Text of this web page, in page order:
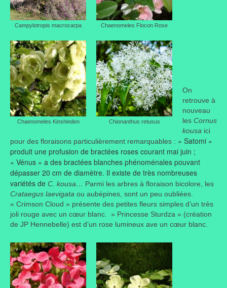
Campylotropis macrocarpa Chaenomeles Flocon Rose
Chaenomeles Kinshinden Chionanthus retusus
On
retrouve à
nouveau
les Cornus
kousa ici
pour des floraisons particulièrement remarquables : « Satomi »
produit une profusion de bractées roses courant mai juin ;
« Vénus » a des bractées blanches phénoménales pouvant
dépasser 20 cm de diamètre. Il existe de très nombreuses
variétés de C. kousa… Parmi les arbres à floraison bicolore, les
Crataegus laevigata ou aubépines, sont un peu oubliées.
« Crimson Cloud » présente des petites fleurs simples d’un très
joli rouge avec un cœur blanc. » Princesse Sturdza » (création
de JP Hennebelle) est d’un rose lumineux ave un cœur blanc.